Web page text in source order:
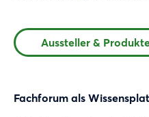
Aussteller &
Fachforum als Jetzt